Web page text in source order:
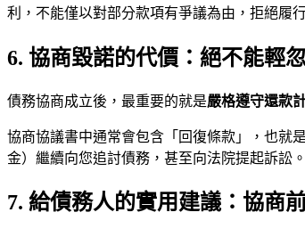
利，不能僅以對部分款項有爭議為由，拒絕履
6. 協商毀諾的代價：絕不能輕
債務協商成立後，最重要的就是嚴格遵守還款
協商協議書中通常會包含「回復條款」，也就
金）繼續向您追討債務，甚至向法院提起訴訟
7. 給債務人的實用建議：協商